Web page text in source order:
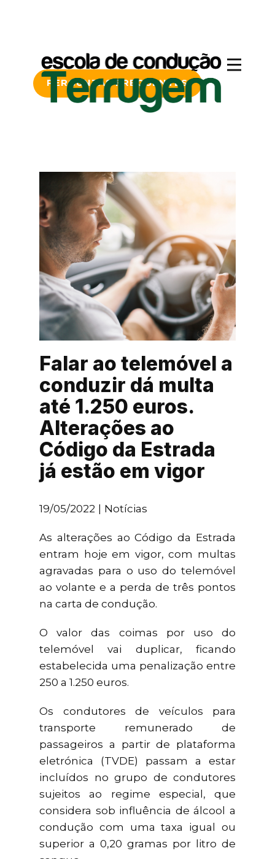
PERGUNTAS FREQUENTES
Falar ao telemóvel a
conduzir dá multa
até 1.250 euros.
Alterações ao
Código da Estrada
já estão em vigor
19/05/2022 Notícias
As alterações ao Código da Estrada
entram hoje em vigor, com multas
agravadas para o uso do telemóvel
ao volante e a perda de três pontos
na carta de condução.
O valor das coimas por uso do
telemóvel vai duplicar, ficando
estabelecida uma penalização entre
250 a 1.250 euros.
Os condutores de veículos para
transporte remunerado de
passageiros a partir de plataforma
eletrónica (TVDE) passam a estar
incluídos no grupo de condutores
sujeitos ao regime especial, que
considera sob influência de álcool a
condução com uma taxa igual ou
superior a 0,20 gramas por litro de